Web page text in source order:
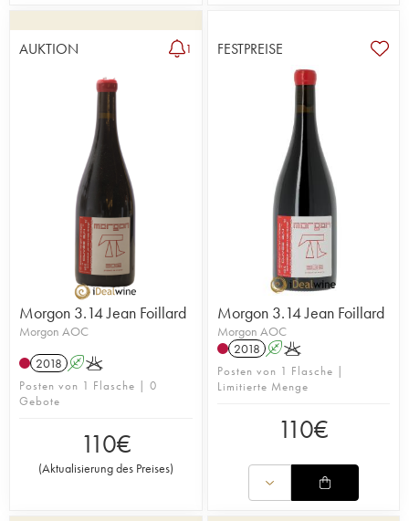
AUKTION 1
Morgon 3.14 Jean Foillard
Morgon AOC
2018 AK
Posten von 1 Flasche | 0
Gebote
110€
(Aktualisierung des Preises)
FESTPREISE
Morgon 3.14 Jean Foillard
Morgon AOC
2018 AK
Posten von 1 Flasche |
Limitierte Menge
110€